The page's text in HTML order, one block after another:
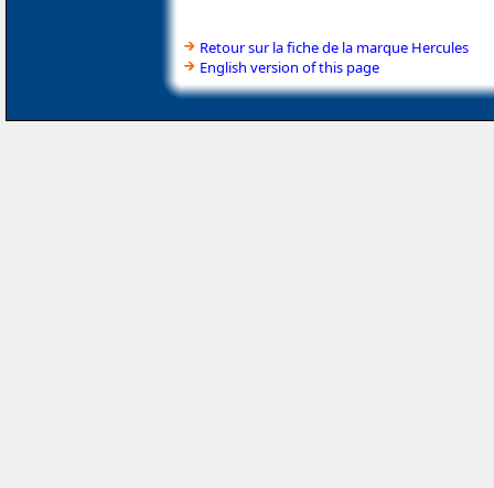
Retour sur la fiche de la marque Hercules
English version of this page